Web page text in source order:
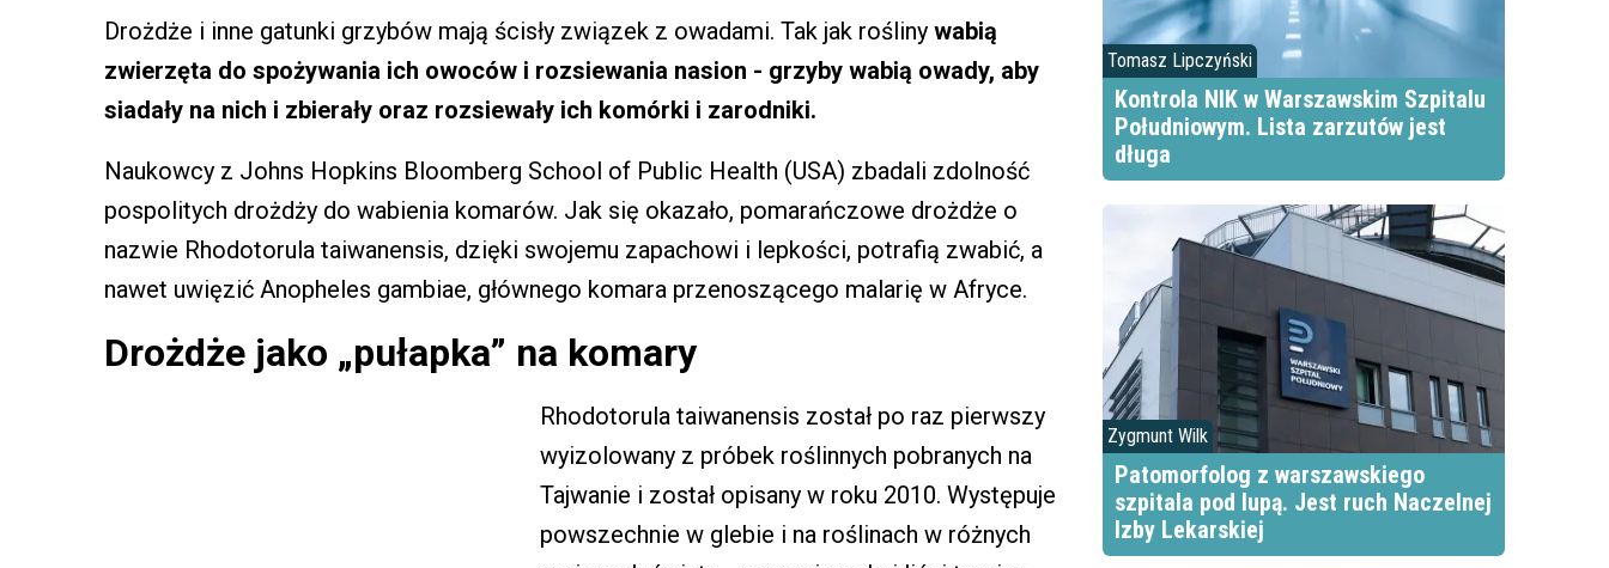
Drożdże i inne gatunki grzybów mają ścisły związek z owadami. Tak jak rośliny wabią
zwierzęta do spożywania ich owoców i rozsiewania nasion - grzyby wabią owady, aby
siadały na nich i zbierały oraz rozsiewały ich komórki i zarodniki.
Naukowcy z Johns Hopkins Bloomberg School of Public Health (USA) zbadali zdolność
pospolitych drożdży do wabienia komarów. Jak się okazało, pomarańczowe drożdże o
nazwie Rhodotorula taiwanensis, dzięki swojemu zapachowi i lepkości, potrafią zwabić, a
nawet uwięzić Anopheles gambiae, głównego komara przenoszącego malarię w Afryce.
Drożdże jako „pułapka” na komary
Rhodotorula taiwanensis został po raz pierwszy
wyizolowany z próbek roślinnych pobranych na
Tajwanie i został opisany w roku 2010. Występuje
powszechnie w glebie i na roślinach w różnych
Tomasz Lipczyński
Kontrola NIK w Warszawskim Szpitalu
Południowym. Lista zarzutów jest
długa
Zygmunt Wilk
Patomorfolog z warszawskiego
szpitala pod lupą. Jest ruch Naczelnej
Izby Lekarskiej